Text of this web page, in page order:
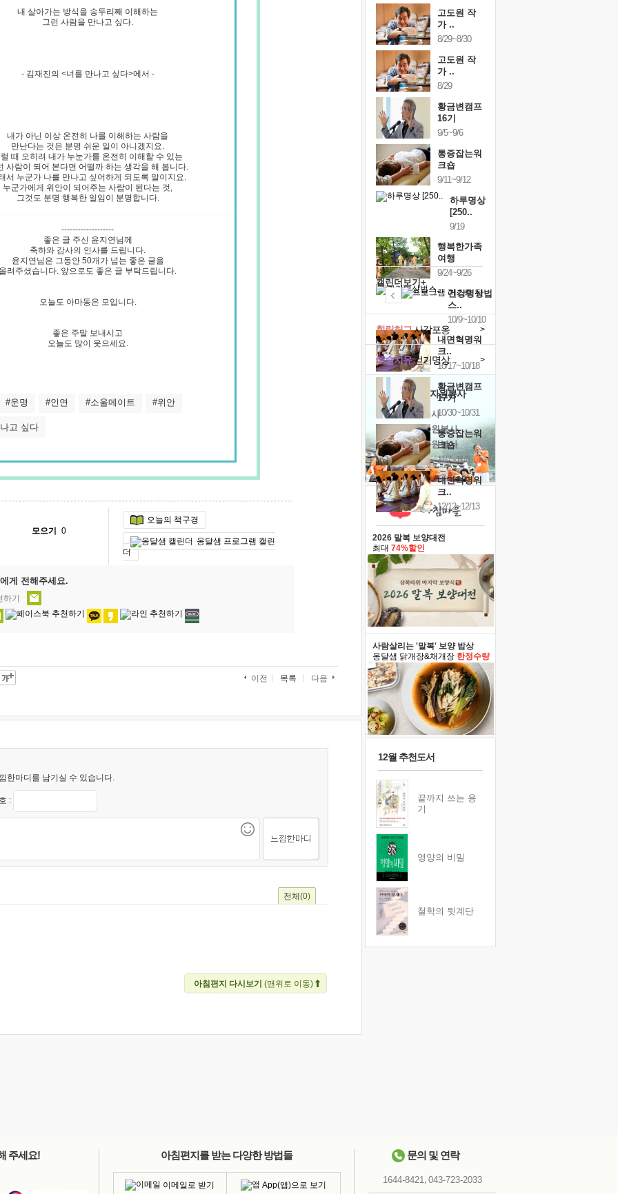
내 살아가는 방식을 송두리째 이해하는
그런 사람을 만나고 싶다.
- 김재진의 <너를 만나고 싶다>에서 -
내가 아닌 이상 온전히 나를 이해하는 사람을
만난다는 것은 분명 쉬운 일이 아니겠지요.
때 오히려 내가 누눈가를 온전히 이해할 수 있는
사람이 되어 본다면 어떨까 하는 생각을 해 봅니다.
서 누군가 나를 만나고 싶어하게 되도록 말이지요.
누군가에게 위안이 되어주는 사람이 된다는 것,
그것도 분명 행복한 일임이 분명합니다.
-------------------
좋은 글 주신 윤지연님께
축하와 감사의 인사를 드립니다.
윤지연님은 그동안 50개가 넘는 좋은 글을
올려주셨습니다. 앞으로도 좋은 글 부탁드립니다.
오늘도 아마동은 모입니다.
좋은 주말 보내시고
오늘도 많이 웃으세요.
#운명 #인연 #소울메이트 #위안
고 싶다
모으기 0
오늘의 책구경
옹달샘 프로그램 캘린
더
게 전해주세요.
기
이전 목록 다음
한마디를 남기실 수 있습니다.
:
전체 (0)
아침편지 다시보기 (맨위로 이동)
고도원 작
가 ..
8/29~8/30
고도원 작
가 ..
8/29
황금변캠프
16기
9/5~9/6
통증잡는워
크숍
9/11~9/12
하루명상
[250..
9/19
행복한가족
여행
9/24~9/26
건강명상법
스..
10/9~10/10
내면혁명워
크..
10/17~10/18
황금변캠프
17기
10/30~10/31
통증잡는워
크숍
11/7~11/8
내면혁명워
크..
12/12~12/13
캘린더보기+
예술치유걷기명상 >
힐링허그사감포옹 >
'옹달샘의 꽃' 자원봉사
· 청년 자원봉사
· 금빛청년 자원봉사
· 음식연구 자원봉사
2026 말복 보양대전
최대 74%할인
사람살리는 '말복' 보양 밥상
옹달샘 닭개장&채개장 한정수량
12월 추천도서
끝까지 쓰는 용
기
영양의 비밀
철학의 뒷계단
주세요! 아침편지를 받는 다양한 방법들
이메일로 받기 App(앱)으로 보기
문의 및 연락
1644-8421, 043-723-2033